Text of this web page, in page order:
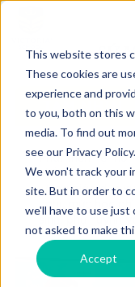
This website stores
These cookies are
experience and
to you, both on this
media. To find out
see our Privacy Policy.
We won't track your
site. But in order to
we'll have to use
not asked to make
Accept
SỨ
TẦM NHÌN
Phát triển hệ
khắp cả nước,
lượng giáo dục
nghi, mức học
sinh, phụ huynh